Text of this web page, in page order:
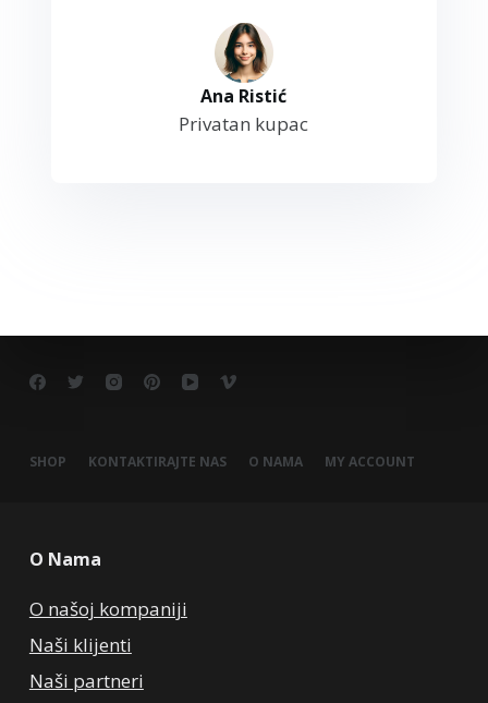
Ana Ristić
Privatan kupac
SHOP KONTAKTIRAJTE NAS O NAMA MY ACCOUNT
O Nama
O našoj kompaniji
Naši klijenti
Naši partneri